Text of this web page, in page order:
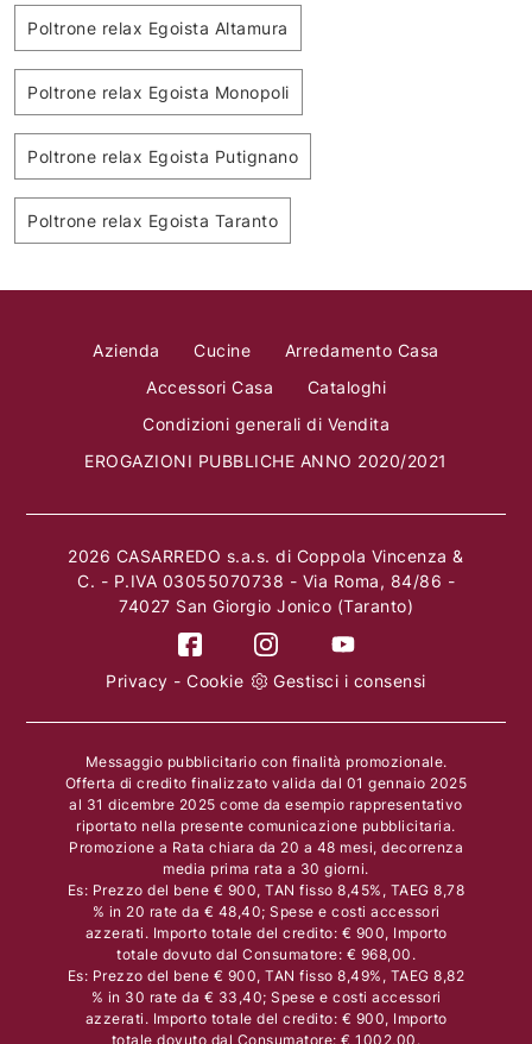
Poltrone relax Egoista Altamura
Poltrone relax Egoista Monopoli
Poltrone relax Egoista Putignano
Poltrone relax Egoista Taranto
Azienda Cucine
Arredamento Casa
Accessori Casa
Cataloghi
Condizioni generali di Vendita
EROGAZIONI PUBBLICHE ANNO 2020/2021
2026 CASARREDO s.a.s. di Coppola Vincenza &
C. - P.IVA 03055070738 - Via Roma, 84/86 -
74027 San Giorgio Jonico (Taranto)
Privacy -Cookie Gestisci i consensi
Messaggio pubblicitario con finalità promozionale.
Offerta di credito finalizzato valida dal 01 gennaio 2025
al 31 dicembre 2025 come da esempio rappresentativo
riportato nella presente comunicazione pubblicitaria.
Promozione a Rata chiara da 20 a 48 mesi, decorrenza
media prima rata a 30 giorni.
Es: Prezzo del bene € 900, TAN fisso 8,45%, TAEG 8,78
% in 20 rate da € 48,40; Spese e costi accessori
azzerati. Importo totale del credito: € 900, Importo
totale dovuto dal Consumatore: € 968,00.
Es: Prezzo del bene € 900, TAN fisso 8,49%, TAEG 8,82
% in 30 rate da € 33,40; Spese e costi accessori
azzerati. Importo totale del credito: € 900, Importo
totale dovuto dal Consumatore: € 1002,00.